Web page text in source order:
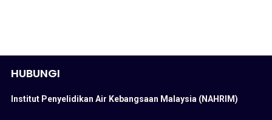
HUBUNGI
Institut Penyelidikan Air Kebangsaan Malaysia (NAHRIM)